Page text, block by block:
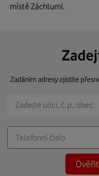
místě Záchlumí.
Zadáním adresy zjistíte